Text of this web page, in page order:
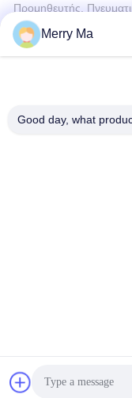
Προμηθευτής.
Intelligent Equipment
Merry Ma
Good day, what